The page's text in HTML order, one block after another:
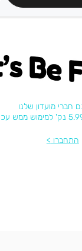
be
חברי מועדון שלנו
התחברו